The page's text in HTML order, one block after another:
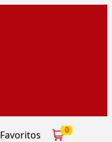
Favoritos 0